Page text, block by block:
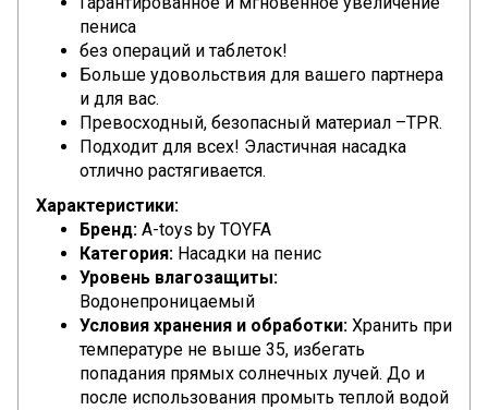
пениса
без операций и таблеток!
Больше удовольствия для вашего партнера
и для вас.
Превосходный, безопасный материал –TPR.
Подходит для всех! Эластичная насадка
отлично растягивается.
Характеристики:
Бренд: A-toys by TOYFA
Категория: Насадки на пенис
Уровень влагозащиты:
Водонепроницаемый
Условия хранения и обработки: Хранить при
температуре не выше 35, избегать
попадания прямых солнечных лучей. До и
после использования промыть теплой водой